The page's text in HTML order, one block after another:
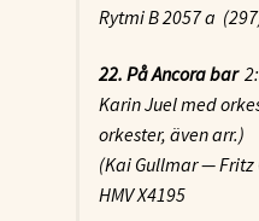
Rytmi B 2057 a
22. På Ancora bar
Karin Juel med
orkester, även arr.)
(Kai Gullmar — Fritz
HMV X4195